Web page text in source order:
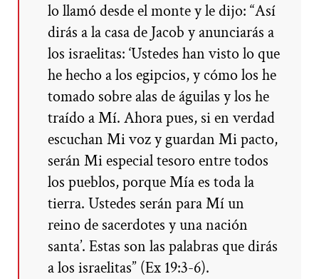
lo llamó desde el monte y le dijo: “Así
dirás a la casa de Jacob y anunciarás a
los israelitas: ‘Ustedes han visto lo que
he hecho a los egipcios, y cómo los he
tomado sobre alas de águilas y los he
traído a Mí. Ahora pues, si en verdad
escuchan Mi voz y guardan Mi pacto,
serán Mi especial tesoro entre todos
los pueblos, porque Mía es toda la
tierra. Ustedes serán para Mí un
reino de sacerdotes y una nación
santa’. Estas son las palabras que dirás
a los israelitas” (Ex 19:3-6).